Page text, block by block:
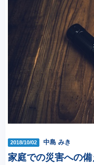
2018/10/02 中島 みき
家庭での災害への備